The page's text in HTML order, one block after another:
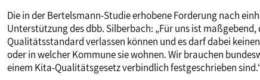
Die in der Bertelsmann-Studie erhobene Forderung nach
Unterstützung des dbb. Silberbach: „Für uns ist
Qualitätsstandard verlassen können und es darf dabei
oder in welcher Kommune sie wohnen. Wir brauchen
einem Kita-Qualitätsgesetz verbindlich festgeschrieben